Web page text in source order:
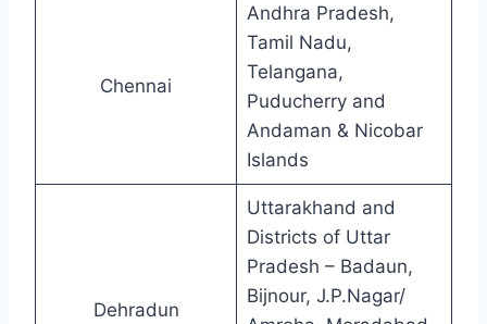
Chennai
Andhra Pradesh,
Tamil Nadu,
Telangana,
Puducherry and
Andaman & Nicobar
Islands
Dehradun
Uttarakhand and
Districts of Uttar
Pradesh – Badaun,
Bijnour, J.P.Nagar/